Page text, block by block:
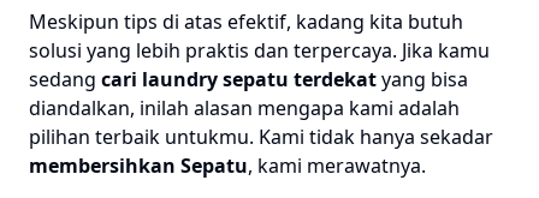
Meskipun tips di atas efektif, kadang kita butuh
solusi yang lebih praktis dan terpercaya. Jika kamu
sedang cari laundry sepatu terdekatyang bisa
diandalkan, inilah alasan mengapa kami adalah
pilihan terbaik untukmu. Kami tidak hanya sekadar
membersihkan Sepatu, kami merawatnya.